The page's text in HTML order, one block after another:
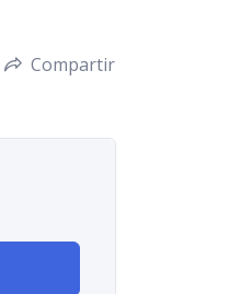
Compartir